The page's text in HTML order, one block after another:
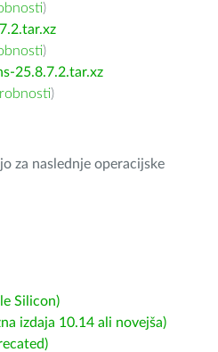
)
)
25.8.7.2.tar.xz
)
za naslednje operacijske
Silicon)
izdaja 10.14 ali novejša)